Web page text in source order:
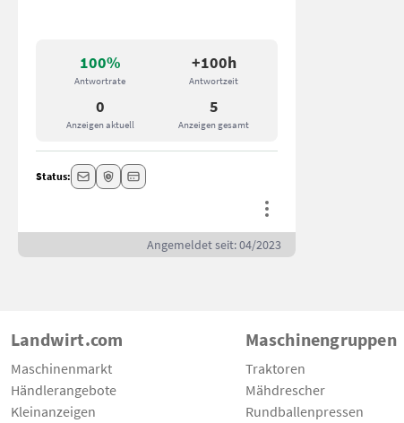
100%
Antwortrate
+100h
Antwortzeit
0
Anzeigen aktuell
5
Anzeigen gesamt
Status:
Angemeldet seit: 04/2023
Landwirt.com
Maschinenmarkt
Händlerangebote
Kleinanzeigen
Maschinengruppen
Traktoren
Mähdrescher
Rundballenpressen